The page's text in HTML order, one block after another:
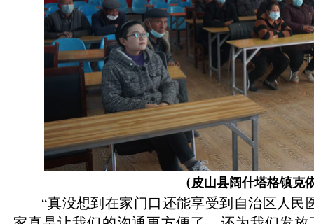
（皮山县阔什塔格镇
“真没想到在家门口还能享受到自治区人